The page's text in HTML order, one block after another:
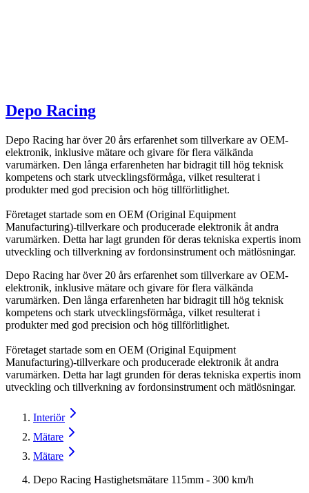
Depo Racing
Depo Racing har över 20 års erfarenhet som tillverkare av OEM-
elektronik, inklusive mätare och givare för flera välkända
varumärken. Den långa erfarenheten har bidragit till hög teknisk
kompetens och stark utvecklingsförmåga, vilket resulterat i
produkter med god precision och hög tillförlitlighet.
Företaget startade som en OEM (Original Equipment
Manufacturing)-tillverkare och producerade elektronik åt andra
varumärken. Detta har lagt grunden för deras tekniska expertis inom
utveckling och tillverkning av fordonsinstrument och mätlösningar.
Depo Racing har över 20 års erfarenhet som tillverkare av OEM-
elektronik, inklusive mätare och givare för flera välkända
varumärken. Den långa erfarenheten har bidragit till hög teknisk
kompetens och stark utvecklingsförmåga, vilket resulterat i
produkter med god precision och hög tillförlitlighet.
Företaget startade som en OEM (Original Equipment
Manufacturing)-tillverkare och producerade elektronik åt andra
varumärken. Detta har lagt grunden för deras tekniska expertis inom
utveckling och tillverkning av fordonsinstrument och mätlösningar.
Interiör
Mätare
Mätare
Depo Racing Hastighetsmätare 115mm - 300 km/h